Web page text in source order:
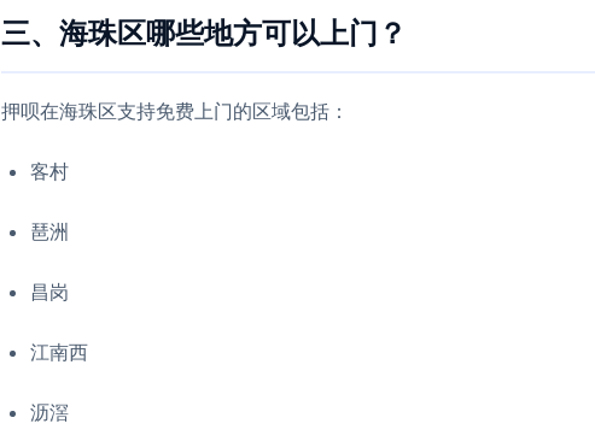
三、海珠区哪些地方可以上门？
押呗在海珠区支持免费上门的区域包括：
客村
琶洲
昌岗
江南西
沥滘